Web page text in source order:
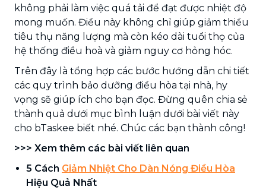
không phải làm việc quá tải để đạt được nhiệt độ
mong muốn. Điều này không chỉ giúp giảm thiểu
tiêu thụ năng lượng mà còn kéo dài tuổi thọ của
hệ thống điều hoà và giảm nguy cơ hỏng hóc.
Trên đây là tổng hợp các bước hướng dẫn chi tiết
các quy trình bảo dưỡng điều hòa tại nhà, hy
vọng sẽ giúp ích cho bạn đọc. Đừng quên chia sẻ
thành quả dưới mục bình luận dưới bài viết này
cho bTaskee biết nhé. Chúc các bạn thành công!
>>> Xem thêm các bài viết liên quan
5 Cách Giảm Nhiệt Cho Dàn Nóng Điều Hòa
Hiệu Quả Nhất